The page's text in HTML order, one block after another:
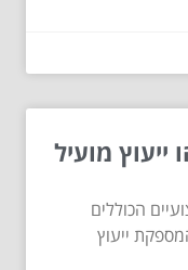
ייעוץ מועיל
הכוללים
ייעוץ